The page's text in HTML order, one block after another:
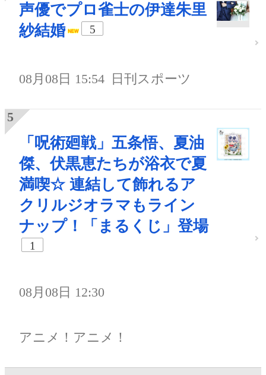
声優でプロ雀士の伊達朱里
紗結婚
5
08月08日 15:54 日刊スポーツ
「呪術廻戦」五条悟、夏油
傑、伏黒恵たちが浴衣で夏
満喫☆ 連結して飾れるア
クリルジオラマもライン
ナップ！「まるくじ」登場
1
08月08日 12:30
アニメ！アニメ！